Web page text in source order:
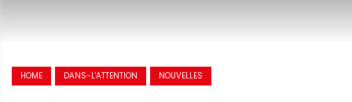
HOME DANS-L'ATTENTION NOUVELLES